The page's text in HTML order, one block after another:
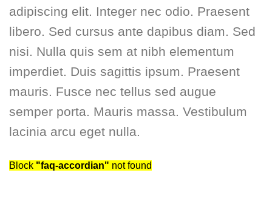
adipiscing elit. Integer nec odio. Praesent
libero. Sed cursus ante dapibus diam. Sed
nisi. Nulla quis sem at nibh elementum
imperdiet. Duis sagittis ipsum. Praesent
mauris. Fusce nec tellus sed augue
semper porta. Mauris massa. Vestibulum
lacinia arcu eget nulla.
Block "faq-accordian" not found